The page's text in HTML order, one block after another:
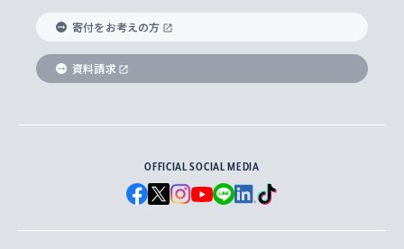
理工学部
Futures） – 持続可能な未来を考える６学科連携
実践宗教学研究科
総合人間科学研究科
経済学研究科
アジア文化研究所
アメリカ・カナダ研究所
メディア・ジャーナリズム研究所
就職（内定先）・進路統計
企業の採用ご担当者様へのご案内
Sophia Short-term Program受講生
学費・奨学金
学部入学前に出願する奨学金
国による高等教育の修学支援新制度
上智大学とカトリック
国連Weeks・アフリカWeeks
ダイバーシティ＆サステナビリティへの取り組み
数字で見る上智大学
上智大学のネットワーク
父母・保証人とのネットワーク
上智大学の出版物
上智大学大学案内・大学院案内
上智大学のビジュアル・アイデンティティ
上智大学ビジュアル・アイデンティティ
上智大学への取材・キャンパスでの撮影について
寄付をお考えの方
資料請求
OFFICIAL SOCIAL MEDIA